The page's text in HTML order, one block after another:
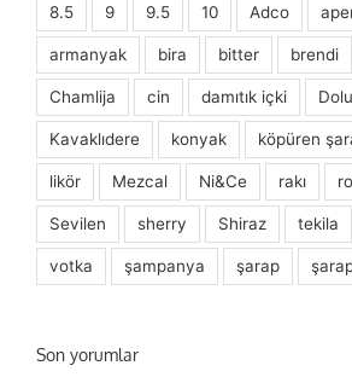
8.5 9 9.5 10 Adco
armanyak bira bitter brendi
Chamlija cin damıtık içki
Kavaklıdere konyak köpüren
likör Mezcal Ni&Ce rakı
Sevilen sherry Shiraz tekila
votka şampanya şarap
Son yorumlar